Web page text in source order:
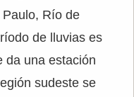
Río de
de lluvias es
da una estación
sudeste se